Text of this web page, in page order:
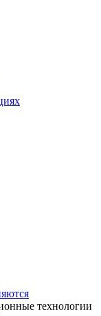
технологии